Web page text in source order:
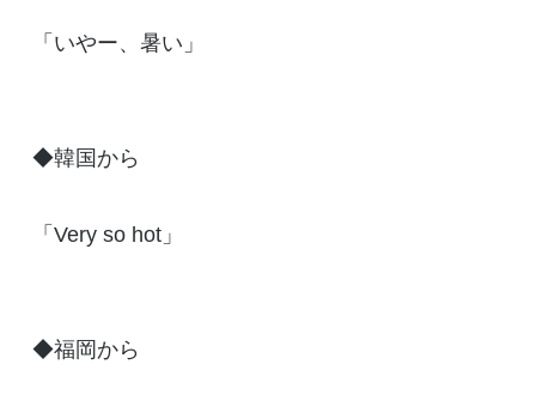
「いやー、暑い」
◆韓国から
「Very so hot」
◆福岡から